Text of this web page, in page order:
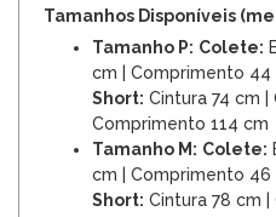
Tamanhos Disponíveis
Tamanho P: Colete:
cm | Comprimento 44
Short: Cintura 74 cm |
Comprimento 114 cm
Tamanho M: Colete:
cm | Comprimento 46
Short: Cintura 78 cm |